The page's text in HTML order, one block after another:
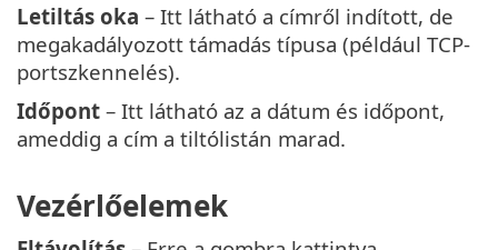
Letiltás oka – Itt látható a címről indított, de
megakadályozott támadás típusa (például TCP-
portszkennelés).
Időpont – Itt látható az a dátum és időpont,
ameddig a cím a tiltólistán marad.
Vezérlőelemek